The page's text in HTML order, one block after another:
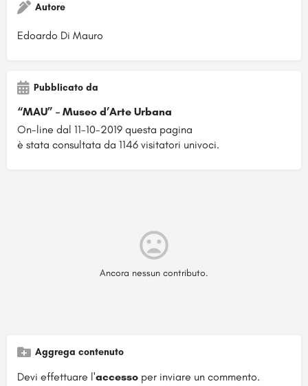
Autore
Edoardo Di Mauro
Pubblicato da
“MAU” – Museo d’Arte Urbana
On-line dal 11-10-2019 questa pagina
è stata consultata da 1146 visitatori univoci.
Ancora nessun contributo.
Aggrega contenuto
Devi effettuare l'accesso per inviare un commento.